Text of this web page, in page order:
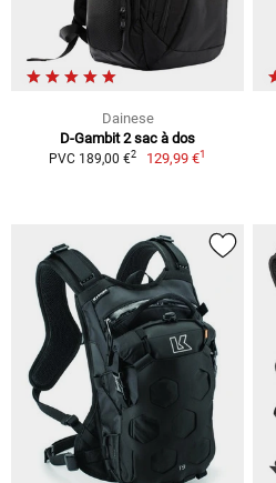
Dainese
D-Gambit 2 sac à dos
PVC 189,00 €2 129,99 €1